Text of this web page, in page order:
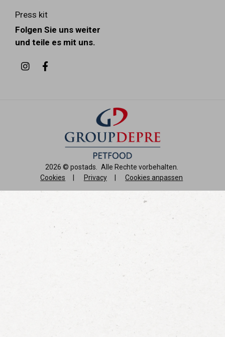
Press kit
Folgen Sie uns weiter
und teile es mit uns.
2026 © postads
Alle Rechte vorbehalten.
Cookies
Privacy Cookies anpassen